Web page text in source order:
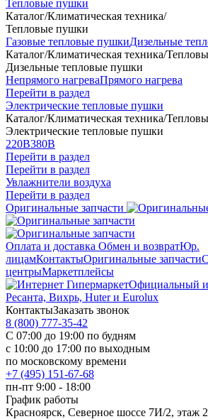
Тепловые пушки
Каталог/Климатическая техника/
Тепловые пушки
Газовые тепловые пушкиДизельные
Каталог/Климатическая техника/
Дизельные тепловые пушки
Непрямого нагреваПрямого нагрева
Перейти в раздел
Электрические тепловые пушки
Каталог/Климатическая техника/
Электрические тепловые пушки
220В380В
Перейти в раздел
Перейти в раздел
Увлажнители воздуха
Перейти в раздел
Оригинальные запчасти
Оплата и доставка Обмен и возвратЮр.
лицамКонтактыОригинальные запчасти
центрыМаркетплейсы
Официальный
Ресанта, Вихрь, Huter и Eurolux
КонтактыЗаказать звонок
8 (800) 777-35-42
С 07:00 до 19:00 по будням
с 10:00 до 17:00 по выходным
по московскому времени
+7 (495) 151-67-68
пн-пт 9:00 - 18:00
График работы
Красноярск, Северное шоссе 7И/2, этаж 2